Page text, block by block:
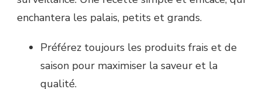
enchantera les palais, petits et grands.
Préférez toujours les produits frais et de
saison pour maximiser la saveur et la
qualité.